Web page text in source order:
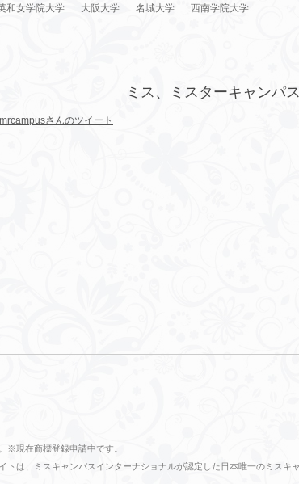
和女学院大学
大阪大学 名城大学 西南学院大学
ミス、ミスターキャンパ
さんのツイート
※現在商標登録申請中です。
は、ミスキャンパスインターナショナルが認定した日本唯一のミスキ